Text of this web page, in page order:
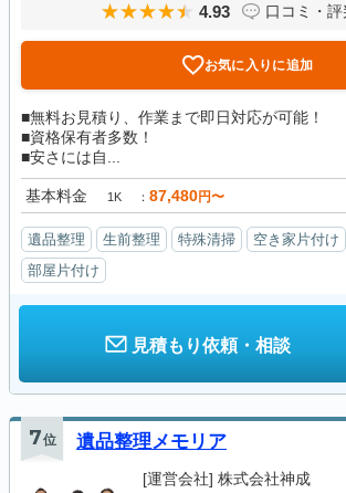
4.93 口コミ・評
お気に入りに追加
■無料お見積り、作業まで即日対応が可能！
■資格保有者多数！
■安さには自...
基本料金 1K 87,480円〜
遺品整理 生前整理 特殊清掃 空き家片付け
部屋片付け
見積もり依頼・相談
7位 遺品整理メモリア
[運営会社] 株式会社神成